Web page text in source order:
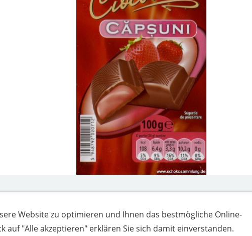
Impressum Datenschutz
Website zu optimieren und Ihnen das bestmögliche Online-
auf "Alle akzeptieren" erklären Sie sich damit einverstanden.